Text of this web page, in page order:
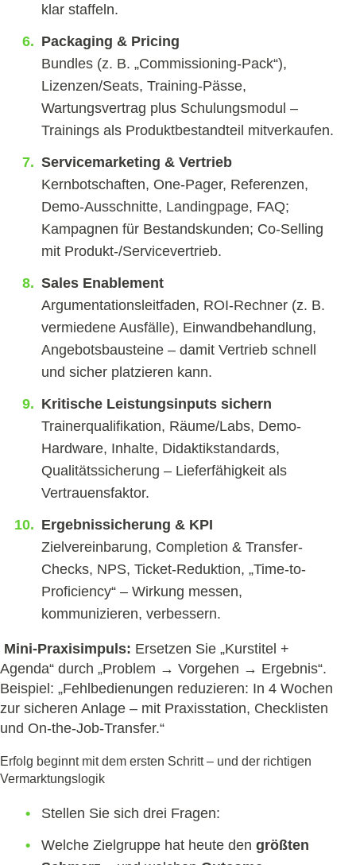
klar staffeln.
Packaging & Pricing
Bundles (z. B. „Commissioning-Pack“),
Lizenzen/Seats, Training-Pässe,
Wartungsvertrag plus Schulungsmodul –
Trainings als Produktbestandteil mitverkaufen.
Servicemarketing & Vertrieb
Kernbotschaften, One-Pager, Referenzen,
Demo-Ausschnitte, Landingpage, FAQ;
Kampagnen für Bestandskunden; Co-Selling
mit Produkt-/Servicevertrieb.
Sales Enablement
Argumentationsleitfaden, ROI-Rechner (z. B.
vermiedene Ausfälle), Einwandbehandlung,
Angebotsbausteine – damit Vertrieb schnell
und sicher platzieren kann.
Kritische Leistungsinputs sichern
Trainerqualifikation, Räume/Labs, Demo-
Hardware, Inhalte, Didaktikstandards,
Qualitätssicherung – Lieferfähigkeit als
Vertrauensfaktor.
Ergebnissicherung & KPI
Zielvereinbarung, Completion & Transfer-
Checks, NPS, Ticket-Reduktion, „Time-to-
Proficiency“ – Wirkung messen,
kommunizieren, verbessern.
Mini-Praxisimpuls: Ersetzen Sie „Kurstitel +
Agenda“ durch „Problem → Vorgehen → Ergebnis“.
Beispiel: „Fehlbedienungen reduzieren: In 4 Wochen
zur sicheren Anlage – mit Praxisstation, Checklisten
und On-the-Job-Transfer.“
Erfolg beginnt mit dem ersten Schritt – und der richtigen
Vermarktungslogik
Stellen Sie sich drei Fragen:
Welche Zielgruppe hat heute den größten